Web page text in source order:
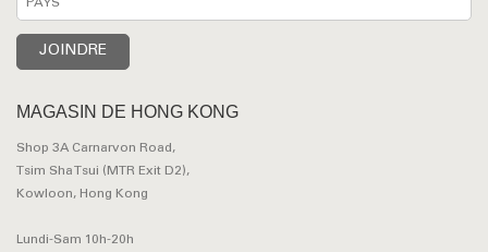
MAGASIN DE HONG KONG
Shop 3A Carnarvon Road,
Tsim Sha Tsui (MTR Exit D2),
Kowloon, Hong Kong
Lundi-Sam 10h-20h